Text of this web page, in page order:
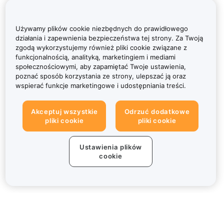
Używamy plików cookie niezbędnych do prawidłowego
działania i zapewnienia bezpieczeństwa tej strony. Za Twoją
zgodą wykorzystujemy również pliki cookie związane z
funkcjonalnością, analityką, marketingiem i mediami
społecznościowymi, aby zapamiętać Twoje ustawienia,
poznać sposób korzystania ze strony, ulepszać ją oraz
wspierać funkcje marketingowe i udostępniania treści.
Akceptuj wszystkie
pliki cookie
Odrzuć dodatkowe
pliki cookie
Ustawienia plików
cookie